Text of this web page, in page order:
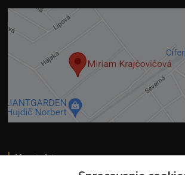
Kontakty